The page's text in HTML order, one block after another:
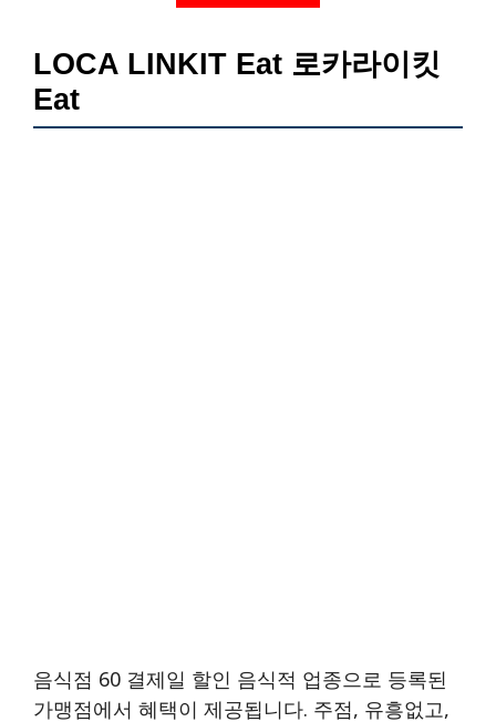
LOCA LINKIT Eat 로카라이킷
Eat
음식점 60 결제일 할인 음식적 업종으로 등록된
가맹점에서 혜택이 제공됩니다. 주점, 유흥없고,